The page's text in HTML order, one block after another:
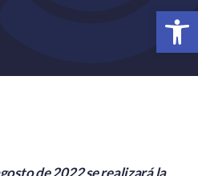
Abrir
de 2022 se realizará la